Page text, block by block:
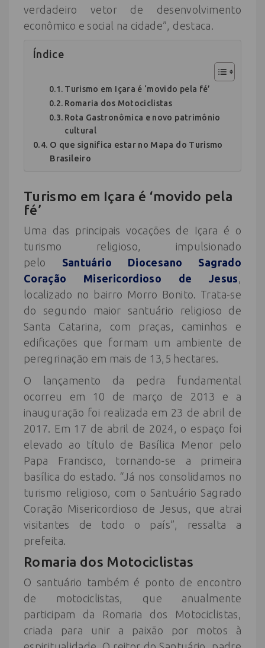
verdadeiro vetor de desenvolvimento
econômico e social na cidade”, destaca.
Índice
Turismo em Içara é ‘movido pela fé’
Romaria dos Motociclistas
Rota Gastronômica e novo patrimônio
cultural
O que significa estar no Mapa do Turismo
Brasileiro
Turismo em Içara é ‘movido pela
fé’
Uma das principais vocações de Içara é o
turismo religioso, impulsionado
pelo Santuário Diocesano Sagrado
Coração Misericordioso de Jesus
localizado no bairro Morro Bonito. Trata-se
do segundo maior santuário religioso de
Santa Catarina, com praças, caminhos e
edificações que formam um ambiente de
peregrinação em mais de 13,5 hectares.
O lançamento da pedra fundamental
ocorreu em 10 de março de 2013 e a
inauguração foi realizada em 23 de abril de
2017. Em 17 de abril de 2024, o espaço foi
elevado ao título de Basílica Menor pelo
Papa Francisco, tornando-se a primeira
basílica do estado. “Já nos consolidamos no
turismo religioso, com o Santuário Sagrado
Coração Misericordioso de Jesus, que atrai
visitantes de todo o país”, ressalta a
prefeita.
Romaria dos Motociclistas
O santuário também é ponto de encontro
de motociclistas, que anualmente
participam da Romaria dos Motociclistas,
criada para unir a paixão por motos à